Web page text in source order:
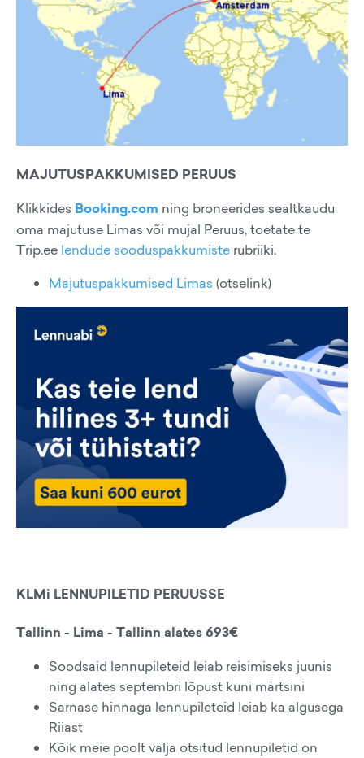
MAJUTUSPAKKUMISED PERUUS
Klikkides Booking.com ning broneerides sealtkaudu
oma majutuse Limas või mujal Peruus, toetate te
Trip.ee lendude sooduspakkumiste rubriiki.
Majutuspakkumised Limas (otselink)
KLMi LENNUPILETID PERUUSSE
Tallinn - Lima - Tallinn alates 693€
Soodsaid lennupileteid leiab reisimiseks juunis
ning alates septembri lõpust kuni märtsini
Sarnase hinnaga lennupileteid leiab ka algusega
Riiast
Kõik meie poolt välja otsitud lennupiletid on